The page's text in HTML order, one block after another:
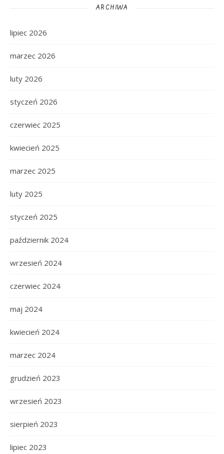
ARCHIWA
lipiec 2026
marzec 2026
luty 2026
styczeń 2026
czerwiec 2025
kwiecień 2025
marzec 2025
luty 2025
styczeń 2025
październik 2024
wrzesień 2024
czerwiec 2024
maj 2024
kwiecień 2024
marzec 2024
grudzień 2023
wrzesień 2023
sierpień 2023
lipiec 2023